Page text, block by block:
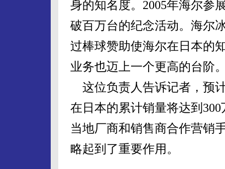
身的知名度。2005年海尔参
破百万台的纪念活动。海尔
过棒球赞助使海尔在日本的
业务也迈上一个更高的台阶
这位负责人告诉记者，预
在日本的累计销量将达到
当地厂商和销售商合作营销
略起到了重要作用。